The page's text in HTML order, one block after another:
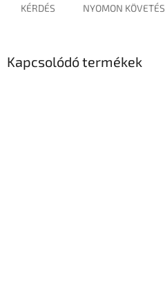
KÉRDÉS NYOMON KÖVETÉS
Kapcsolódó termékek